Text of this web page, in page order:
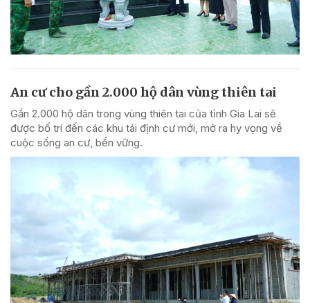
An cư cho gần 2.000 hộ dân vùng thiên tai
Gần 2.000 hộ dân trong vùng thiên tai của tỉnh Gia Lai sẽ
được bố trí đến các khu tái định cư mới, mở ra hy vọng về
cuộc sống an cư, bền vững.